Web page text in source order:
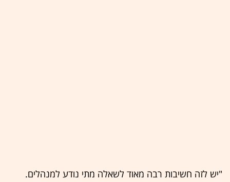
"יש לזה חשיבות רבה מאוד לשאלה מתי נודע למנהלים.